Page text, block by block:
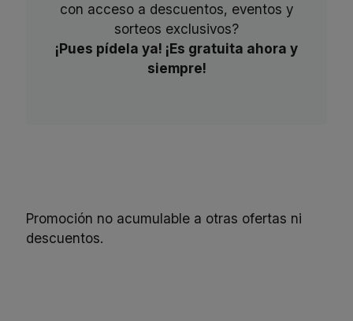
con acceso a descuentos, eventos y
sorteos exclusivos?
¡Pues pídela ya! ¡Es gratuita ahora y
siempre!
Promoción no acumulable a otras ofertas ni
descuentos.